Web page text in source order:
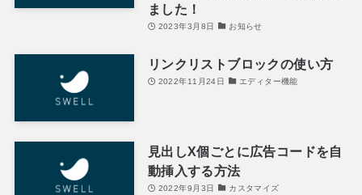
ました！
2023年3月8日 お知らせ
リンクリストブロックの使い方
2022年11月24日 エディター機能
見出しX個ごとに広告コードを自
動挿入する方法
2022年9月3日 カスタマイズ